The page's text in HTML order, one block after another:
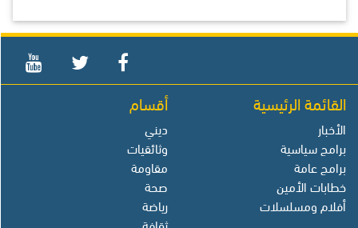
القائمة الرئيسية
الأخبار
برامج سياسية
برامج عامة
خطابات الأمين
أفلام ومسلسلات
أقسام
ديني
وثائقيات
مقاومة
صحة
رياضة